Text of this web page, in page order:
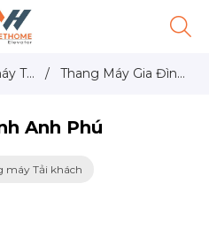
Tải / Thang Máy Gia Đình
Anh Phú
máy Tải khách